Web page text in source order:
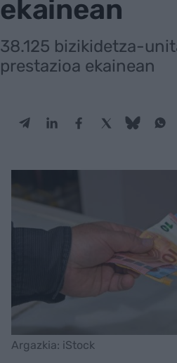
ekainean
38.125 bizikidetza-
prestazioa ekainean
Argazkia: iStock